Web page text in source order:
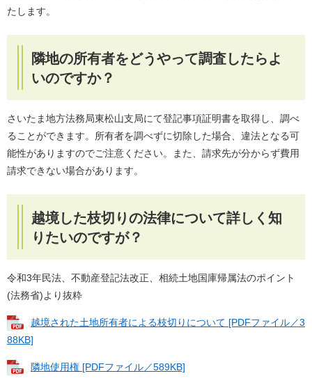
たします。
隣地の所有者をどうやって調査したらよ
いのですか？
さいたま地方法務局東松山支局にて登記事項証明書を取得し、調べ
ることができます。所有者を調べずに切除した場合、違法となる可
能性がありますのでご注意ください。また、請求先が分からず費用
請求できない場合があります。
越境した枝切りの法律について詳しく知
りたいのですが？
令和3年民法、不動産登記法改正、相続土地国庫帰属法のポイント
(法務省)より抜粋
越境された土地所有者による枝切りについて [PDFファイル／3
88KB]
隣地使用権 [PDFファイル／589KB]